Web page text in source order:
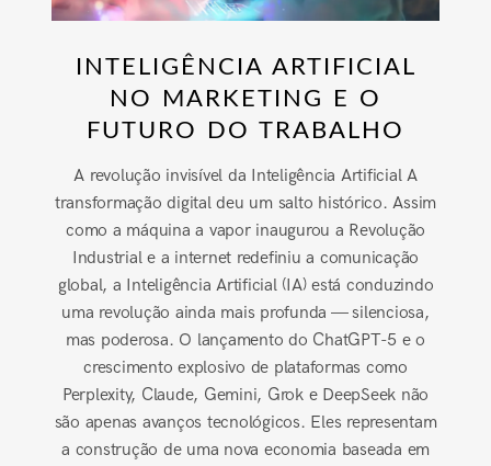
INTELIGÊNCIA ARTIFICIAL
NO MARKETING E O
FUTURO DO TRABALHO
A revolução invisível da Inteligência Artificial A
transformação digital deu um salto histórico. Assim
como a máquina a vapor inaugurou a Revolução
Industrial e a internet redefiniu a comunicação
global, a Inteligência Artificial (IA) está conduzindo
uma revolução ainda mais profunda — silenciosa,
mas poderosa. O lançamento do ChatGPT-5 e o
crescimento explosivo de plataformas como
Perplexity, Claude, Gemini, Grok e DeepSeek não
são apenas avanços tecnológicos. Eles representam
a construção de uma nova economia baseada em